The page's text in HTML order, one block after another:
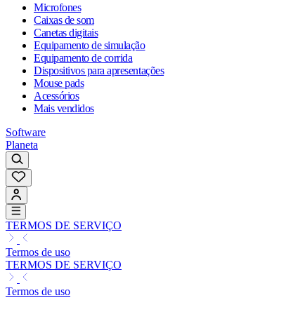
Microfones
Caixas de som
Canetas digitais
Equipamento de simulação
Equipamento de corrida
Dispositivos para apresentações
Mouse pads
Acessórios
Mais vendidos
Software
Planeta
TERMOS DE SERVIÇO
Termos de uso
TERMOS DE SERVIÇO
Termos de uso